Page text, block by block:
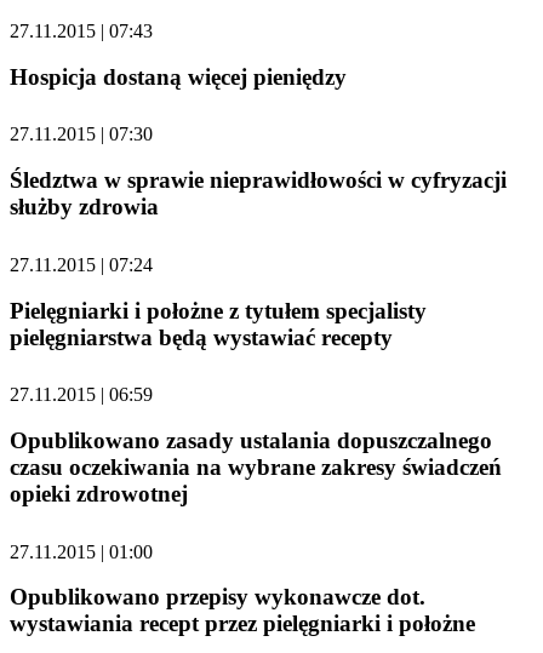
27.11.2015 | 07:43
Hospicja dostaną więcej pieniędzy
27.11.2015 | 07:30
Śledztwa w sprawie nieprawidłowości w cyfryzacji
służby zdrowia
27.11.2015 | 07:24
Pielęgniarki i położne z tytułem specjalisty
pielęgniarstwa będą wystawiać recepty
27.11.2015 | 06:59
Opublikowano zasady ustalania dopuszczalnego
czasu oczekiwania na wybrane zakresy świadczeń
opieki zdrowotnej
27.11.2015 | 01:00
Opublikowano przepisy wykonawcze dot.
wystawiania recept przez pielęgniarki i położne